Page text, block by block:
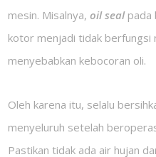
mesin. Misalnya, oil sealpada
kotor menjadi tidak berfungsi
menyebabkan kebocoran oli.
Oleh karena itu, selalu
menyeluruh setelah
Pastikan tidak ada air hujan